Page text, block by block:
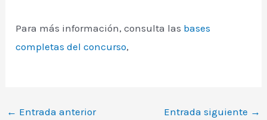
Para más información, consulta las bases
completas del concurso,
← Entrada anterior Entrada siguiente →